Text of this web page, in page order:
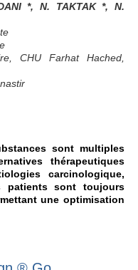
*, N. TAKTAK *, N.
CHU Farhat Hached,
sont multiples
thérapeutiques
carcinologique,
patients sont toujours
une optimisation